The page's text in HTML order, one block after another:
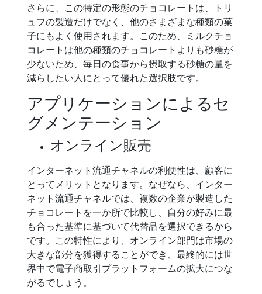
さらに、この特定の形態のチョコレートは、トリ
ュフの製造だけでなく、他のさまざまな種類の菓
子にもよく使用されます。このため、ミルクチョ
コレートは他の種類のチョコレートよりも砂糖が
少ないため、毎日の食事から摂取する砂糖の量を
減らしたい人にとって優れた選択肢です。
アプリケーションによるセ
グメンテーション
オンライン販売
インターネット流通チャネルの利便性は、顧客に
とってメリットとなります。なぜなら、インター
ネット流通チャネルでは、複数の企業が製造した
チョコレートを一か所で比較し、自分の好みに最
も合った基準に基づいて代替品を選択できるから
です。この特性により、オンライン部門は市場の
大きな部分を獲得することができ、最終的には世
界中で電子商取引プラットフォームの拡大につな
がるでしょう。